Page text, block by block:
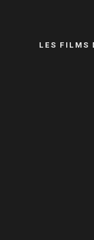
LES FILMS